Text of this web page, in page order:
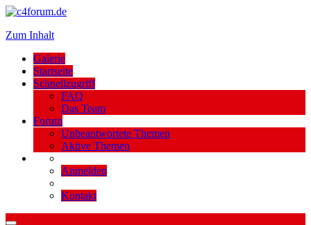
Zum Inhalt
Galerie
Startseite
Schnellzugriff
FAQ
Das Team
Forum
Unbeantwortete Themen
Aktive Themen
Anmelden
Kontakt